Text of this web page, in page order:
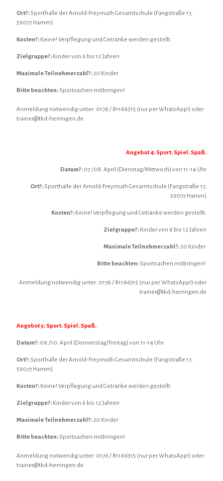
Ort?: Sporthalle der Arnold-Freymuth Gesamtschule (Fangstraße 17,
59077 Hamm)
Kosten?: Keine! Verpflegung und Getränke werden gestellt.
Zielgruppe?: Kinder von 6 bis 12 Jahren
Maximale Teilnehmerzahl?: 20 Kinder
Bitte beachten: Sportsachen mitbringen!
Anmeldung notwendig unter: 0176 / 81166315 (nur per WhatsApp!) oder
trainer@tkd-herringen.de
Angebot 4: Sport. Spiel. Spaß.
Datum?: 07./08. April (Dienstag/Mittwoch) von 11-14 Uhr
Ort?: Sporthalle der Arnold-Freymuth Gesamtschule (Fangstraße 17,
59077 Hamm)
Kosten?: Keine! Verpflegung und Getränke werden gestellt.
Zielgruppe?: Kinder von 6 bis 12 Jahren
Maximale Teilnehmerzahl?: 20 Kinder
Bitte beachten: Sportsachen mitbringen!
Anmeldung notwendig unter: 0176 / 81166315 (nur per WhatsApp!) oder
trainer@tkd-herringen.de
Angebot 5: Sport. Spiel. Spaß.
Datum?: 09./10. April (Donnerstag/Freitag) von 11-14 Uhr
Ort?: Sporthalle der Arnold-Freymuth Gesamtschule (Fangstraße 17,
59077 Hamm)
Kosten?: Keine! Verpflegung und Getränke werden gestellt.
Zielgruppe?: Kinder von 6 bis 12 Jahren
Maximale Teilnehmerzahl?: 20 Kinder
Bitte beachten: Sportsachen mitbringen!
Anmeldung notwendig unter: 0176 / 81166315 (nur per WhatsApp!) oder
trainer@tkd-herringen.de